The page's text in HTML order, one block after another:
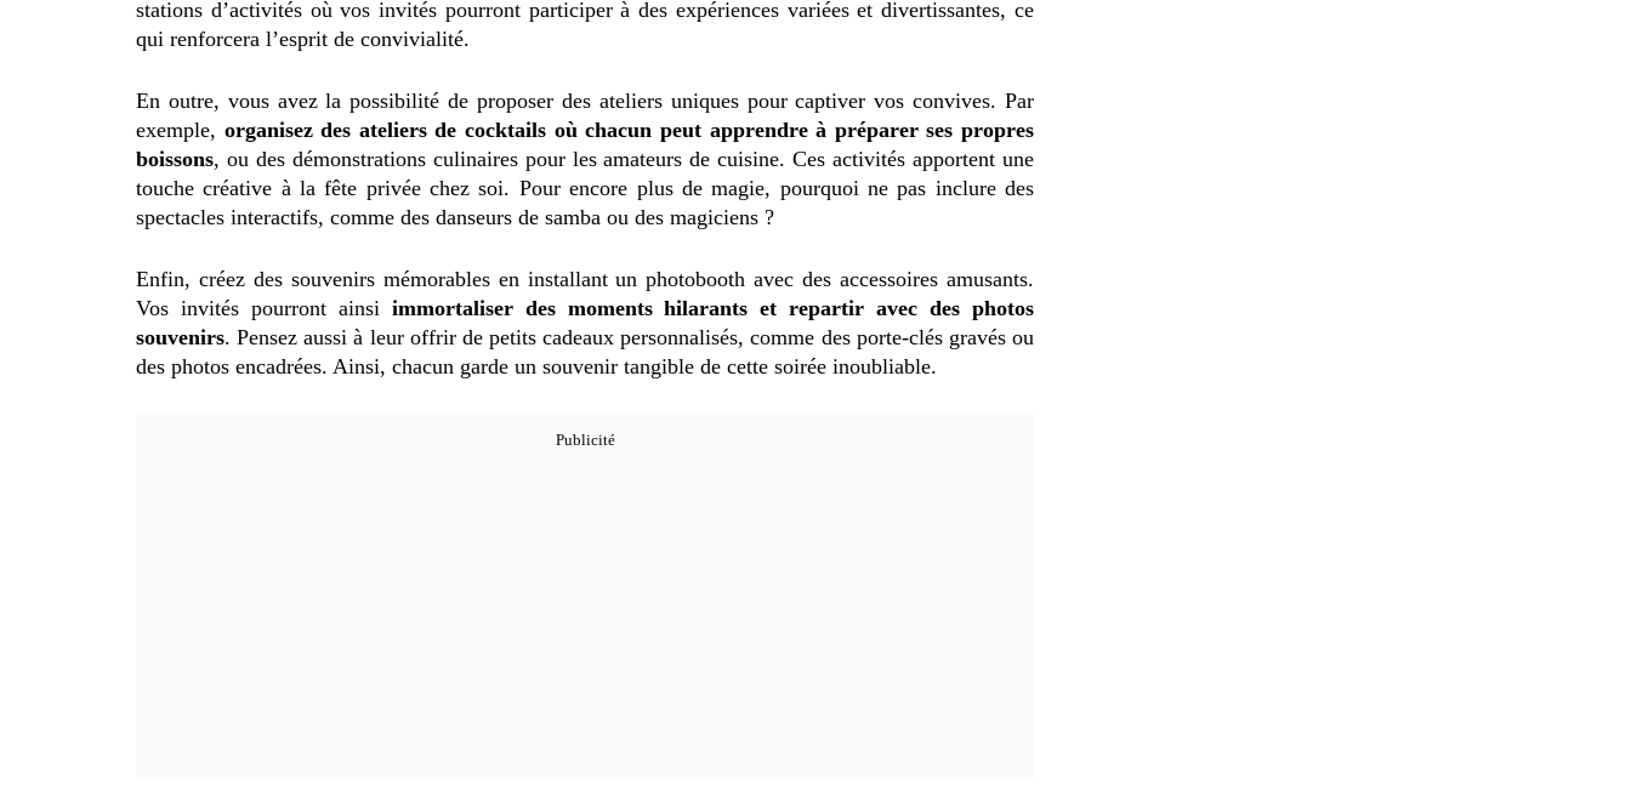
stations d’activités où vos invités pourront participer à des expériences variées et divertissantes, ce
qui renforcera l’esprit de convivialité.
En outre, vous avez la possibilité de proposer des ateliers uniques pour captiver vos convives. Par
exemple, organisez des ateliers de cocktails où chacun peut apprendre à préparer ses propres
boissons, ou des démonstrations culinaires pour les amateurs de cuisine. Ces activités apportent une
touche créative à la fête privée chez soi. Pour encore plus de magie, pourquoi ne pas inclure des
spectacles interactifs, comme des danseurs de samba ou des magiciens ?
Enfin, créez des souvenirs mémorables en installant un photobooth avec des accessoires amusants.
Vos invités pourront ainsi immortaliser des moments hilarants et repartir avec des photos
souvenirs. Pensez aussi à leur offrir de petits cadeaux personnalisés, comme des porte-clés gravés ou
des photos encadrées. Ainsi, chacun garde un souvenir tangible de cette soirée inoubliable.